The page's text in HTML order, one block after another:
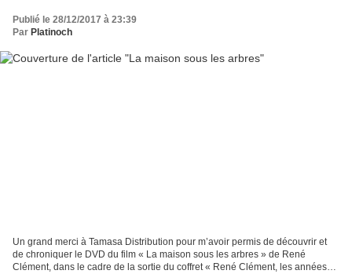
Publié le 28/12/2017 à 23:39
Par Platinoch
Un grand merci à Tamasa Distribution pour m’avoir permis de découvrir et
de chroniquer le DVD du film « La maison sous les arbres » de René
Clément, dans le cadre de la sortie du coffret « René Clément, les années